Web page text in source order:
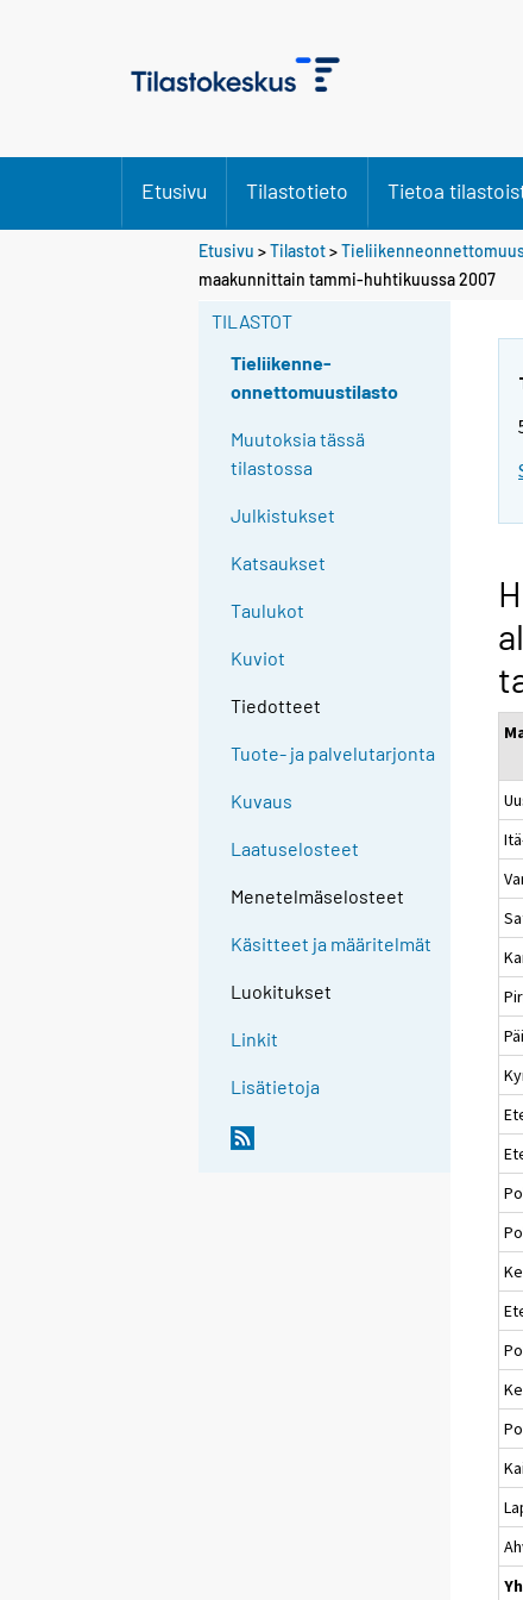
Etusivu Tilastotieto Tietoa
Etusivu >Tilastot>
maakunnittain tammi-huhtikuussa 2007
TILASTOT
Tieliikenne-
onnettomuustilasto
Muutoksia tässä
tilastossa
Julkistukset
Katsaukset
Taulukot
Kuviot
Tiedotteet
Tuote- ja palvelutarjonta
Kuvaus
Laatuselosteet
Menetelmäselosteet
Käsitteet ja määritelmät
Luokitukset
Linkit
Lisätietoja